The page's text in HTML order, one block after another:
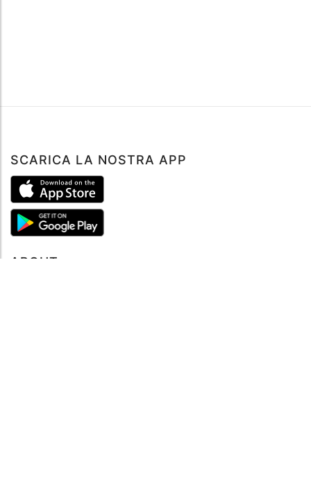
SCARICA LA NOSTRA APP
ABOUT